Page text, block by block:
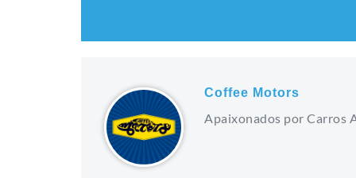
Coffee Motors
Apaixonados por Carros